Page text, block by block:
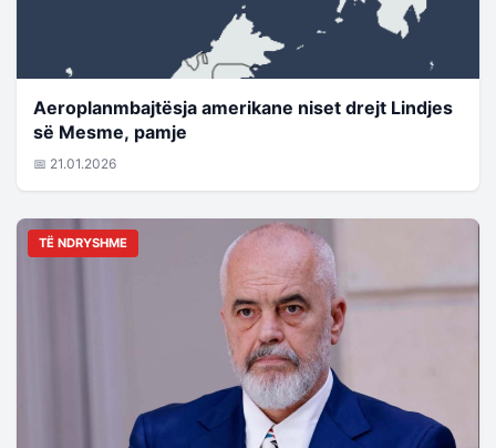
Aeroplanmbajtësja amerikane niset drejt Lindjes
së Mesme, pamje
📅 21.01.2026
TË NDRYSHME